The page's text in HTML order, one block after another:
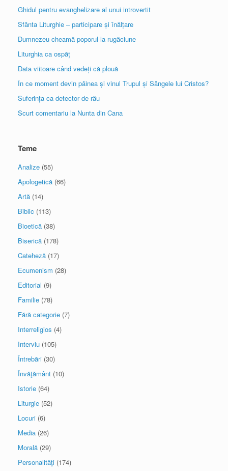
Ghidul pentru evanghelizare al unui introvertit
Sfânta Liturghie – participare și înălțare
Dumnezeu cheamă poporul la rugăciune
Liturghia ca ospăț
Data viitoare când vedeți că plouă
În ce moment devin pâinea și vinul Trupul și Sângele lui Cristos?
Suferința ca detector de rău
Scurt comentariu la Nunta din Cana
Teme
Analize (55)
Apologetică (66)
Artă (14)
Biblic (113)
Bioetică (38)
Biserică (178)
Cateheză (17)
Ecumenism (28)
Editorial (9)
Familie (78)
Fără categorie (7)
Interreligios (4)
Interviu (105)
Întrebări (30)
Învăţământ (10)
Istorie (64)
Liturgie (52)
Locuri (6)
Media (26)
Morală (29)
Personalităţi (174)